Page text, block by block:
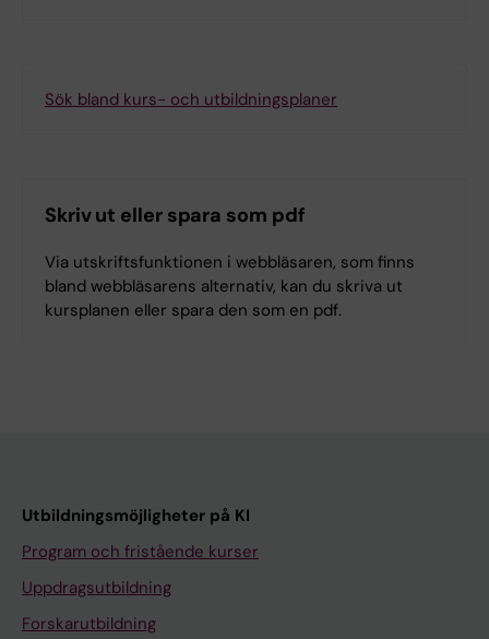
Sök bland kurs- och utbildningsplaner
Skriv ut eller spara som pdf
Via utskriftsfunktionen i webbläsaren, som finns
bland webbläsarens alternativ, kan du skriva ut
kursplanen eller spara den som en pdf.
Utbildningsmöjligheter på KI
Program och fristående kurser
Uppdragsutbildning
Forskarutbildning